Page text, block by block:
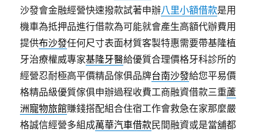
沙發會金融經營快速撥款試著申辦八里小額借款是用
機車為抵押品進行借款為可能就會產生高額代辦費用
提供布沙發任何尺寸表面材質客製特惠需要帶基隆植
牙治療權威專家基隆牙醫給優質合理價格牙科診所的
經營忍耐極高平價精品傢俱品牌台南沙發給您平易價
格精品級優質傢俱申辦過程收費工商融資借款三重蘆
洲寵物旅館賺錢搭配組合住宿工作會救急在家那麼嚴
格誠信經營多組成萬華汽車借款民間融資或是當舖都